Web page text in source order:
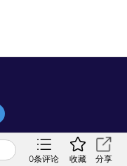
0条评论 收藏 分享